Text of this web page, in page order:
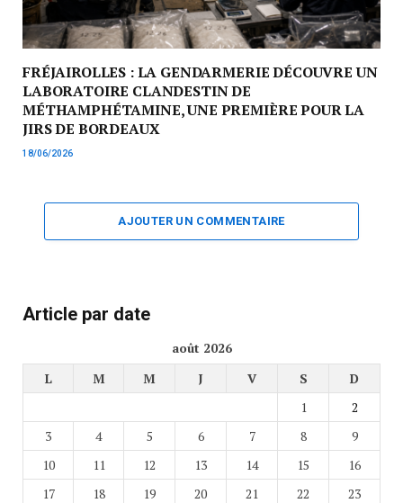
FRÉJAIROLLES : LA GENDARMERIE DÉCOUVRE UN
LABORATOIRE CLANDESTIN DE
MÉTHAMPHÉTAMINE, UNE PREMIÈRE POUR LA
JIRS DE BORDEAUX
18/06/2026
AJOUTER UN COMMENTAIRE
Article par date
août 2026
L
M M J V S
D
1
2
3
4 5 6 7 8
9
10
11 12 13 14 15
16
17
18 19 20 21 22
23